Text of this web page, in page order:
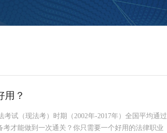
用？
试（现法考）时期（2002年-2017年）全国平均通过
才能做到一次通关？你只需要一个好用的法律职业